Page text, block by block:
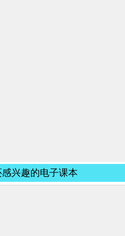
兴趣的电子课本